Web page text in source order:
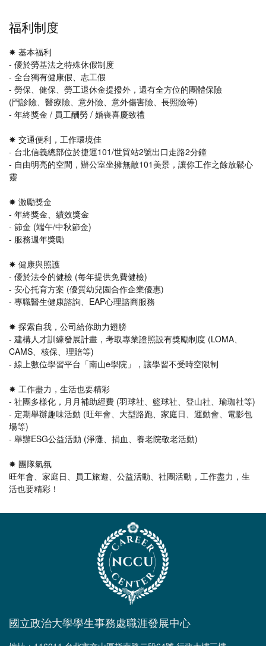
福利制度
✸ 基本福利
- 優於勞基法之特殊休假制度
- 全台獨有健康假、志工假
- 勞保、健保、勞工退休金提撥外，還有全方位的團體保險
(門診險、醫療險、意外險、意外傷害險、長照險等)
- 年終獎金 / 員工酬勞 / 婚喪喜慶致禮
✸ 交通便利，工作環境佳
- 台北信義總部位於捷運101/世貿站2號出口走路2分鐘
- 自由明亮的空間，辦公室坐擁無敵101美景，讓你工作之餘放鬆心
靈
✸ 激勵獎金
- 年終獎金、績效獎金
- 節金 (端午/中秋節金)
- 服務週年獎勵
✸ 健康與照護
- 優於法令的健檢 (每年提供免費健檢)
- 安心托育方案 (優質幼兒園合作企業優惠)
- 專職醫生健康諮詢、EAP心理諮商服務
✸ 探索自我，公司給你助力翅膀
- 建構人才訓練發展計畫，考取專業證照設有獎勵制度 (LOMA、
CAMS、核保、理賠等)
- 線上數位學習平台「南山e學院」，讓學習不受時空限制
✸ 工作盡力，生活也要精彩
- 社團多樣化，月月補助經費 (羽球社、籃球社、登山社、瑜珈社等)
- 定期舉辦趣味活動 (旺年會、大型路跑、家庭日、運動會、電影包
場等)
- 舉辦ESG公益活動 (淨灘、捐血、養老院敬老活動)
✸ 團隊氣氛
旺年會、家庭日、員工旅遊、公益活動、社團活動，工作盡力，生
活也要精彩！
國立政治大學學生事務處職涯發展中心